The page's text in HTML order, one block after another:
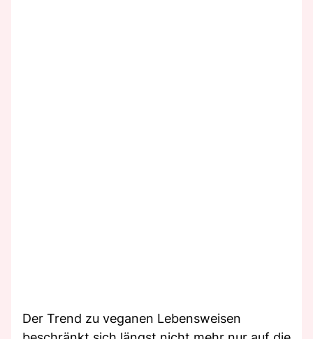
Der Trend zu veganen Lebensweisen